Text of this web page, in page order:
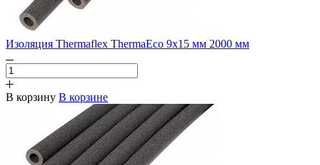
Изоляция Thermaflex ThermaEco 9х15 мм 2000 мм
В корзину В корзине